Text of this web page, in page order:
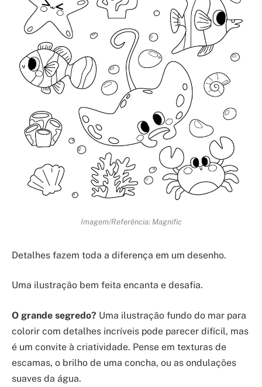
Imagem/Referência: Magnific
Detalhes fazem toda a diferença em um desenho.
Uma ilustração bem feita encanta e desafia.
O grande segredo? Uma ilustração fundo do mar para
colorir com detalhes incríveis pode parecer difícil, mas
é um convite à criatividade. Pense em texturas de
escamas, o brilho de uma concha, ou as ondulações
suaves da água.